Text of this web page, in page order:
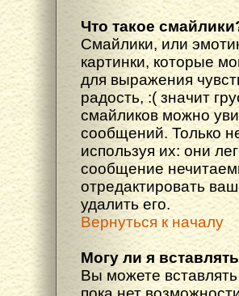
Что такое
Смайлики, или
картинки, которые
для выражения
радость, :( значит
смайликов можно
сообщений. Только
используя их: они
сообщение
отредактировать
удалить его.
Вернуться к началу
Могу ли я
Вы можете